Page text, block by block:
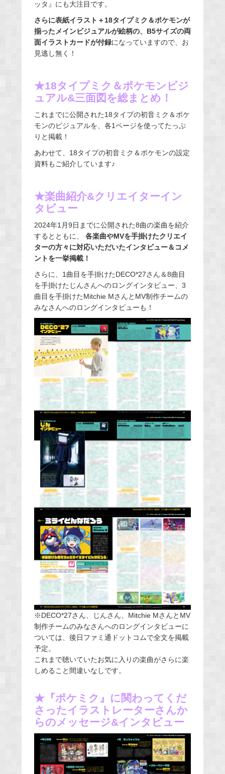
ッタ』にも大注目です。
さらに表紙イラスト＋18タイプミク＆ポケモンが
揃ったメインビジュアルが絵柄の、B5サイズの両
面イラストカードが付録になっていますので、お
見逃し無く！
★18タイプミク＆ポケモンビジ
ュアル&三面図を総まとめ！
これまでに公開された18タイプの初音ミク＆ポケ
モンのビジュアルを、各1ページを使ってたっぷ
りと掲載！
あわせて、18タイプの初音ミク＆ポケモンの設定
資料もご紹介しています♪
★楽曲紹介&クリエイターイン
タビュー
2024年1月9日までに公開された8曲の楽曲を紹介
するとともに、 各楽曲やMVを手掛けたクリエイ
ターの方々に対応いただいたインタビュー＆コメ
ントを一挙掲載！
さらに、1曲目を手掛けたDECO*27さん＆8曲目
を手掛けたじんさんへのロングインタビュー、3
曲目を手掛けたMitchie MさんとMV制作チームの
みなさんへのロングインタビューも！
※DECO*27さん、じんさん、Mitchie MさんとMV
制作チームのみなさんへのロングインタビューに
ついては、後日ファミ通ドットコムで全文を掲載
予定。
これまで聴いていたお気に入りの楽曲がさらに楽
しめること間違いなしです。
★『ポケミク』に関わってくだ
さったイラストレーターさんか
らのメッセージ&インタビュー